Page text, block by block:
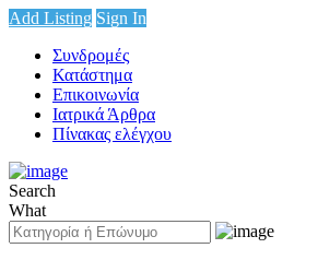
Add Listing Sign In
Συνδρομές
Κατάστημα
Επικοινωνία
Ιατρικά Άρθρα
Πίνακας ελέγχου
Search
What